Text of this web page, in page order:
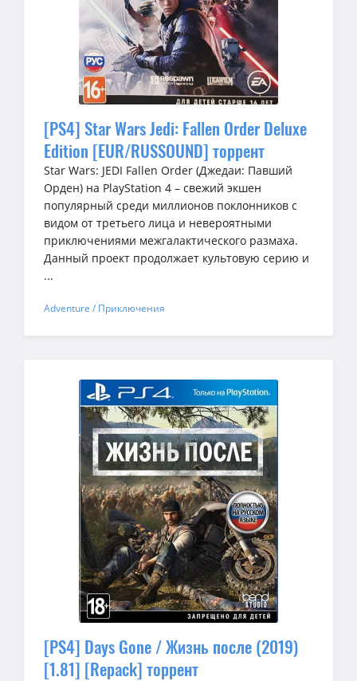
[PS4] Star Wars Jedi: Fallen Order Deluxe
Edition [EUR/RUSSOUND] торрент
Star Wars: JEDI Fallen Order (Джедаи: Павший
Орден) на PlayStation 4 – свежий экшен
популярный среди миллионов поклонников с
видом от третьего лица и невероятными
приключениями межгалактического размаха.
Данный проект продолжает культовую серию и
...
Adventure / Приключения
[PS4] Days Gone / Жизнь после (2019)
[1.81] [Repack] торрент